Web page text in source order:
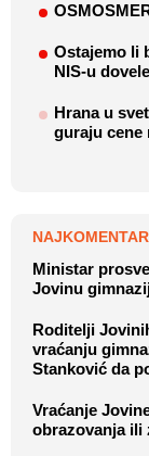
Ostajemo li
NIS-u
Hrana u
guraju cene
Ministar
Jovinu
Roditelji
vraćanju
Stanković da
Vraćanje
obrazovanja ili